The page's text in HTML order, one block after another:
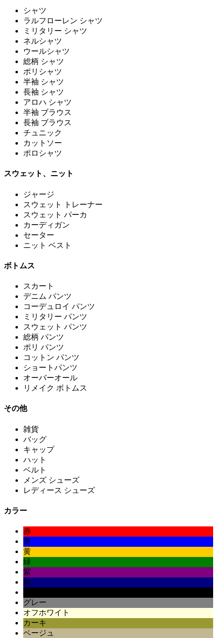
シャツ
ラルフローレン シャツ
ミリタリー シャツ
ネルシャツ
ウールシャツ
総柄 シャツ
ポリシャツ
半袖 シャツ
長袖 シャツ
アロハ シャツ
半袖 ブラウス
長袖 ブラウス
チュニック
カットソー
ポロシャツ
スウェット、ニット
ジャージ
スウェット トレーナー
スウェット パーカ
カーディガン
セーター
ニット ベスト
ボトムス
スカート
デニム パンツ
コーデュロイ パンツ
ミリタリー パンツ
スウェット パンツ
総柄 パンツ
ポリ パンツ
コットン パンツ
ショートパンツ
オーバーオール
リメイク ボトムス
その他
雑貨
バッグ
キャップ
ハット
ベルト
メンズ シューズ
レディース シューズ
カラー
赤
青
黄
緑
紫
紺
グレー
オフホワイト
カーキ
ベージュ